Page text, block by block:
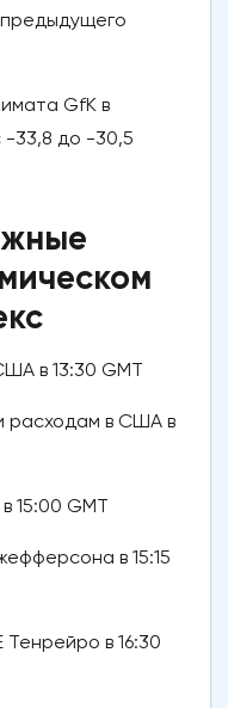
GfK в
-33,8 до -30,5
в 13:30 GMT
расходам в США в
15:00 GMT
в 15:15
в 16:30